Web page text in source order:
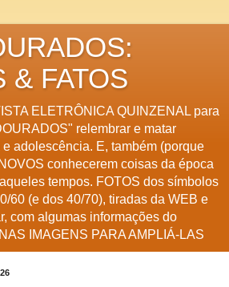
& FATOS
ELETRÔNICA QUINZENAL para
relembrar e matar
adolescência. E, também (porque
conhecerem coisas da época
tempos. FOTOS dos símbolos
60 (e dos 40/70), tiradas da WEB e
com algumas informações do
IMAGENS PARA AMPLIÁ-LAS